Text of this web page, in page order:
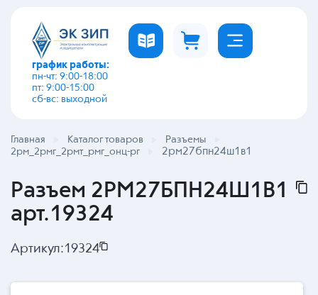
график работы:
пн-чт: 9:00-18:00
пт: 9:00-15:00
сб-вс: выходной
Главная Каталог товаров
Разъемы
2рм_2рмг_2рмт_рмг_онц-рг
2рм27бпн24ш1в1
Разъем 2РМ27БПН24Ш1В1
арт.19324
Артикул:19324